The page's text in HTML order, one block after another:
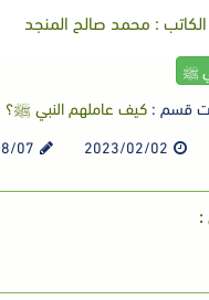
الكاتب : محمد صالح المنجد
ﷺ
قسم : كيف عاملهم النبي ﷺ؟
2023/02/02
07
: